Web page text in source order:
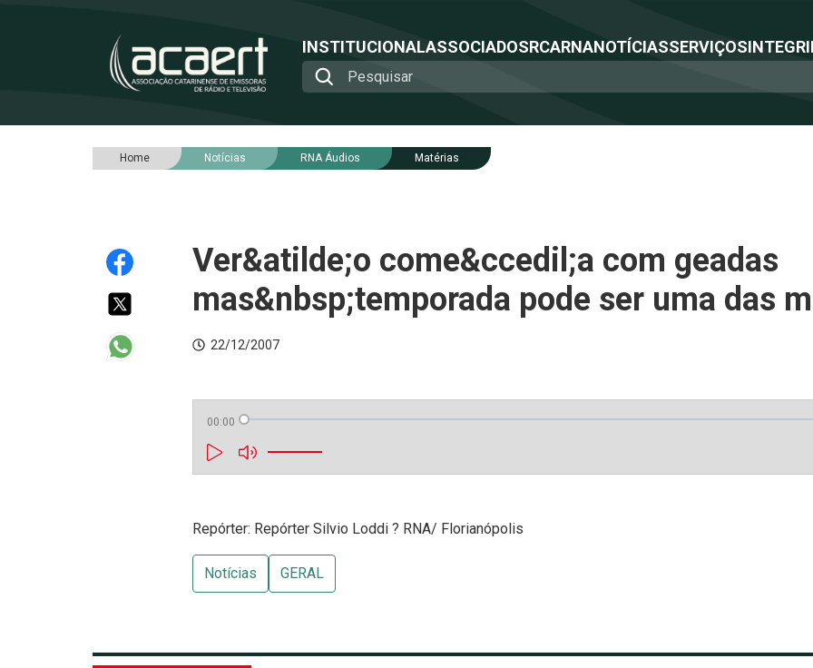
INSTITUCIONALASSOCIADOSRCARNANOTÍCIASSERVIÇOS
Home Notícias RNA Áudios Matérias
Ver&atilde;o come&ccedil;a com geadas
mas&nbsp;temporada pode ser uma das
22/12/2007
00:00
Repórter: Repórter Silvio Loddi ? RNA/ Florianópolis
Notícias GERAL